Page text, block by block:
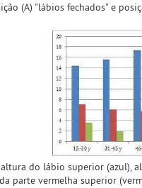
(A) "lábios fechados" e
do lábio superior
parte vermelha superior